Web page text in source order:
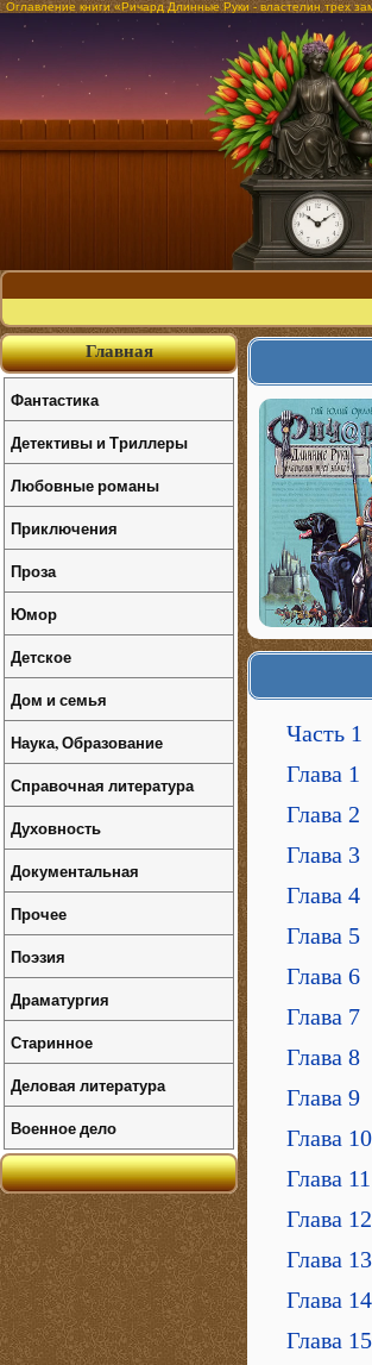
Оглавление книги «Ричард Длинные Руки - властелин трех
Часть 1
Глава 1
Глава 2
Глава 3
Глава 4
Глава 5
Глава 6
Глава 7
Глава 8
Глава 9
Глава 10
Глава 11
Глава 12
Глава 13
Глава 14
Глава 15
Главная
Фантастика
Детективы и Триллеры
Любовные романы
Приключения
Проза
Юмор
Детское
Дом и семья
Наука, Образование
Справочная литература
Духовность
Документальная
Прочее
Поэзия
Драматургия
Старинное
Деловая литература
Военное дело